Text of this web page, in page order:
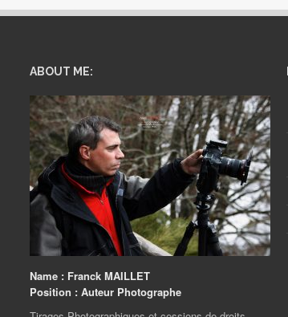
ABOUT ME:
Name :Franck MAILLET
Position :Auteur Photographe